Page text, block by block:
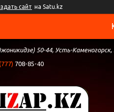
сайт на Satu.kz
50-44, Усть-Каменогорск,
708-85-40